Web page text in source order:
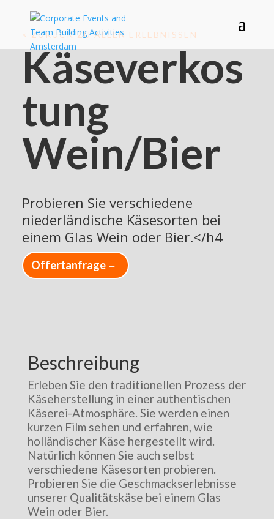
< ZURÜCK ZU ALLEN ERLEBNISSEN
Käseverkos
tung
Wein/Bier
Probieren Sie verschiedene
niederländische Käsesorten bei
einem Glas Wein oder Bier.</h4
Offertanfrage
Beschreibung
Erleben Sie den traditionellen Prozess der
Käseherstellung in einer authentischen
Käserei-Atmosphäre. Sie werden einen
kurzen Film sehen und erfahren, wie
holländischer Käse hergestellt wird.
Natürlich können Sie auch selbst
verschiedene Käsesorten probieren.
Probieren Sie die Geschmackserlebnisse
unserer Qualitätskäse bei einem Glas
Wein oder Bier.